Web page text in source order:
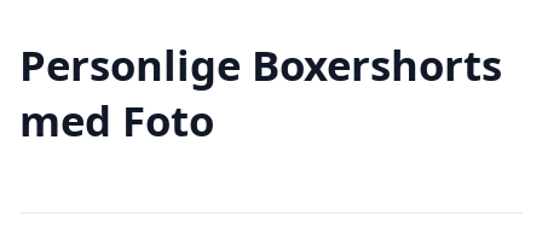
Personlige Boxershorts
med Foto